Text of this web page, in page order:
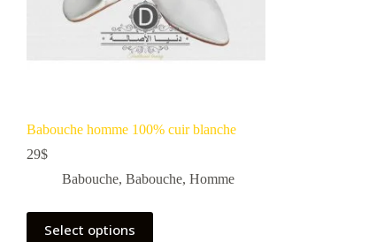
Babouche homme 100% cuir blanche
29$
Babouche, Babouche, Homme
Select options